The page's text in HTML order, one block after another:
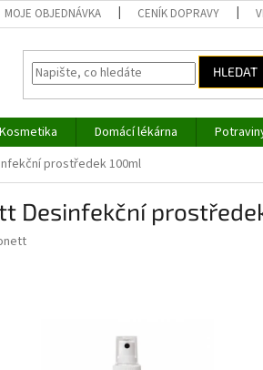
MOJE OBJEDNÁVKA CENÍK DOPRAVY
HLEDAT
Kosmetika Domácí lékárna
prostředek 100ml
Desinfekční